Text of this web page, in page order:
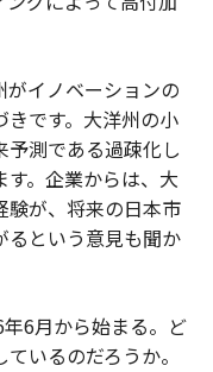
がイノベーションの
です。大洋州の小
測である過疎化し
。企業からは、大
験が、将来の日本市
るという意見も聞か
6月から始まる。ど
いるのだろうか。